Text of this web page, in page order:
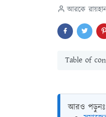
আরকে
Table of
আরও পড়ুনঃ